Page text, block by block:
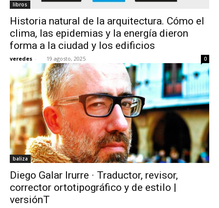
libros
Historia natural de la arquitectura. Cómo el
clima, las epidemias y la energía dieron
forma a la ciudad y los edificios
veredes - 19 agosto, 2025 0
baliza
Diego Galar Irurre · Traductor, revisor,
corrector ortotipográfico y de estilo |
versiónT